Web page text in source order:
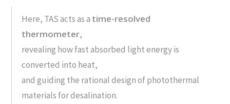
Here, TAS acts as a time-resolved
thermometer,
revealing how fast absorbed light energy is
converted into heat,
and guiding the rational design of photothermal
materials for desalination.